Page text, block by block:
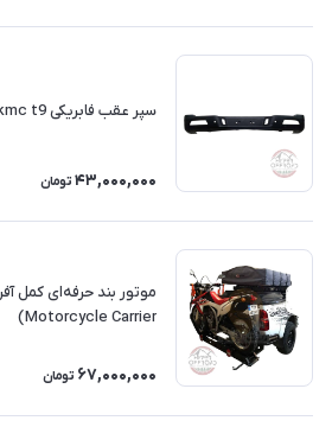
سپر عقب فابریکی kmc t9
43,000,000 تومان
Motorcycle Carrier)
67,000,000 تومان